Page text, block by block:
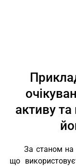
активу
За станом на
що